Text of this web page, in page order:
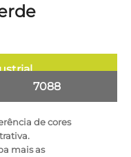
7088
de cores
mais as